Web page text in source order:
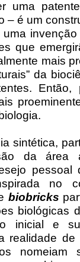
uma
– é um
que
mais
da
sintética,
da área
no
biobricks
biológicas
inicial e
realidade
nomeiam